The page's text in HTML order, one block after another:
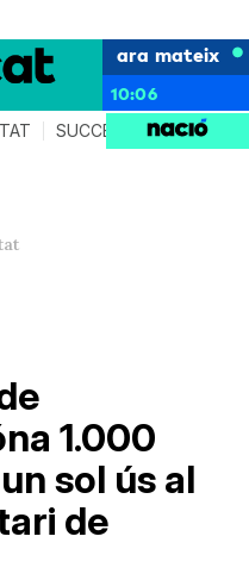
ara mateix
10:06
SUCCESSOS
1.000
sol ús al
de